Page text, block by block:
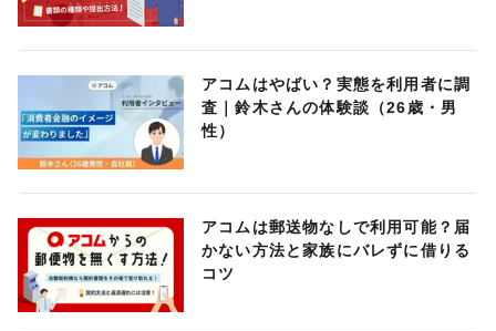
アコムはやばい？実態を利用者に調
査｜鈴木さんの体験談（26歳・男
性）
アコムは郵送物なしで利用可能？届
かない方法と家族にバレずに借りる
コツ